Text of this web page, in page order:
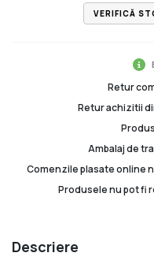
VERIFICĂ
Retur
Retur achizitii
Ambalaj de
Comenzile plasate online
Produsele nu pot fi
Descriere